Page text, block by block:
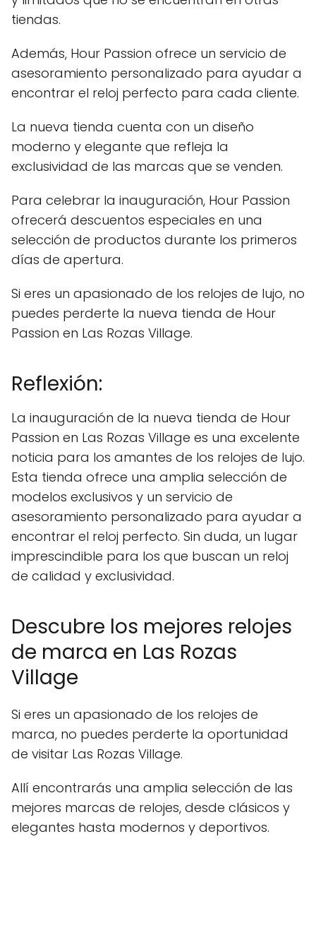
tiendas.
Además, Hour Passion ofrece un servicio de
asesoramiento personalizado para ayudar a
encontrar el reloj perfecto para cada cliente.
La nueva tienda cuenta con un diseño
moderno y elegante que refleja la
exclusividad de las marcas que se venden.
Para celebrar la inauguración, Hour Passion
ofrecerá descuentos especiales en una
selección de productos durante los primeros
días de apertura.
Si eres un apasionado de los relojes de lujo, no
puedes perderte la nueva tienda de Hour
Passion en Las Rozas Village.
Reflexión:
La inauguración de la nueva tienda de Hour
Passion en Las Rozas Village es una excelente
noticia para los amantes de los relojes de lujo.
Esta tienda ofrece una amplia selección de
modelos exclusivos y un servicio de
asesoramiento personalizado para ayudar a
encontrar el reloj perfecto. Sin duda, un lugar
imprescindible para los que buscan un reloj
de calidad y exclusividad.
Descubre los mejores relojes
de marca en Las Rozas
Village
Si eres un apasionado de los relojes de
marca, no puedes perderte la oportunidad
de visitar Las Rozas Village.
Allí encontrarás una amplia selección de las
mejores marcas de relojes, desde clásicos y
elegantes hasta modernos y deportivos.